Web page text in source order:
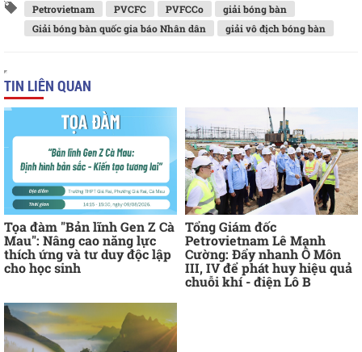
Petrovietnam PVCFC PVFCCo
giải bóng bàn
Giải bóng bàn quốc gia báo Nhân dân
giải vô địch bóng bàn
TIN LIÊN QUAN
Tọa đàm "Bản lĩnh Gen Z Cà
Mau": Nâng cao năng lực
thích ứng và tư duy độc lập
cho học sinh
Tổng Giám đốc
Petrovietnam Lê Mạnh
Cường: Đẩy nhanh Ô Môn
III, IV để phát huy hiệu quả
chuỗi khí - điện Lô B